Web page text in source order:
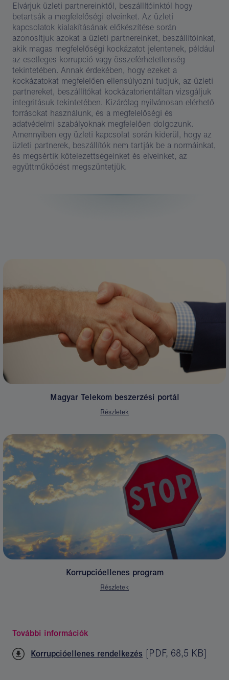
Elvárjuk üzleti partnereinktől, beszállítóinktól hogy
betartsák a megfelelőségi elveinket. Az üzleti
kapcsolatok kialakításának előkészítése során
azonosítjuk azokat a üzleti partnereinket, beszállítóinkat,
akik magas megfelelőségi kockázatot jelentenek, például
az esetleges korrupció vagy összeférhetetlenség
tekintetében. Annak érdekében, hogy ezeket a
kockázatokat megfelelően ellensúlyozni tudjuk, az üzleti
partnereket, beszállítókat kockázatorientáltan vizsgáljuk
integritásuk tekintetében. Kizárólag nyilvánosan elérhető
forrásokat használunk, és a megfelelőségi és
adatvédelmi szabályoknak megfelelően dolgozunk.
Amennyiben egy üzleti kapcsolat során kiderül, hogy az
üzleti partnerek, beszállítók nem tartják be a normáinkat,
és megsértik kötelezettségeinket és elveinket, az
együttműködést megszüntetjük.
Magyar Telekom beszerzési portál
Részletek
Korrupcióellenes program
Részletek
További információk
Korrupcióellenes rendelkezés [PDF, 68,5 KB]